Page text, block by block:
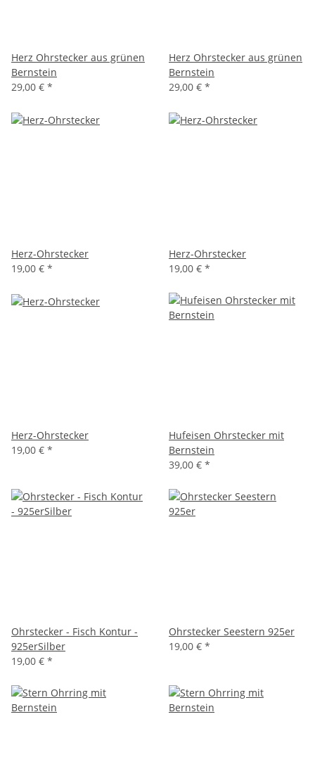
Herz Ohrstecker aus grünen
Bernstein
29,00 € *
Herz Ohrstecker aus grünen
Bernstein
29,00 € *
Herz-Ohrstecker
19,00 € *
Herz-Ohrstecker
19,00 € *
Herz-Ohrstecker
19,00 € *
Hufeisen Ohrstecker mit
Bernstein
39,00 € *
Ohrstecker - Fisch Kontur -
925erSilber
19,00 € *
Ohrstecker Seestern 925er
19,00 € *